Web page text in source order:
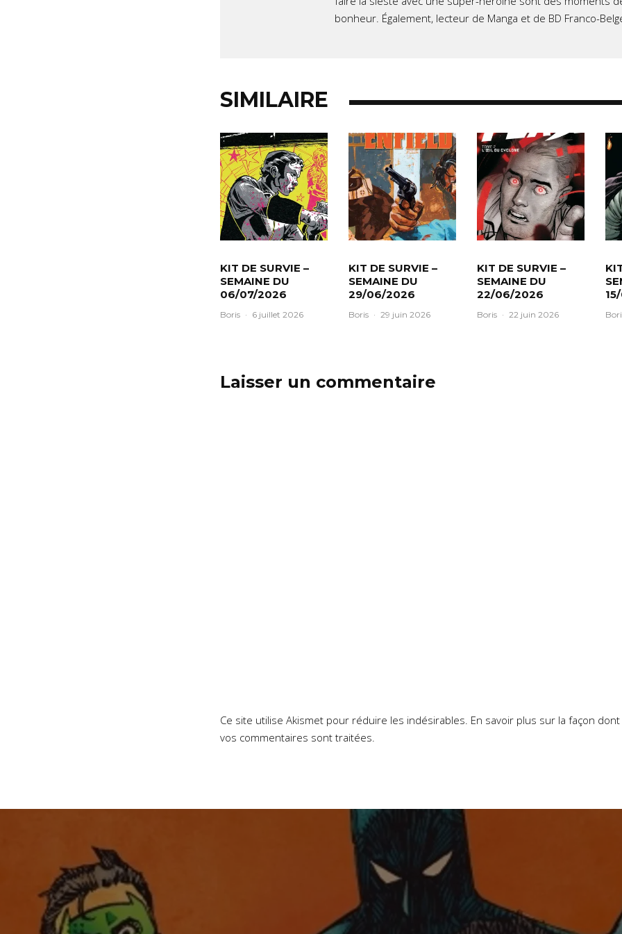
bonheur. Également, lecteur de Manga et de BD Franco-
SIMILAIRE
KIT DE SURVIE –
SEMAINE DU
06/07/2026
Boris · 6 juillet 2026
KIT DE SURVIE –
SEMAINE DU
29/06/2026
Boris · 29 juin 2026
KIT DE SURVIE –
SEMAINE DU
22/06/2026
Boris · 22 juin 2026
Laisser un commentaire
Ce site utilise Akismet pour réduire les indésirables. En savoir plus sur la façon
vos commentaires sont traitées